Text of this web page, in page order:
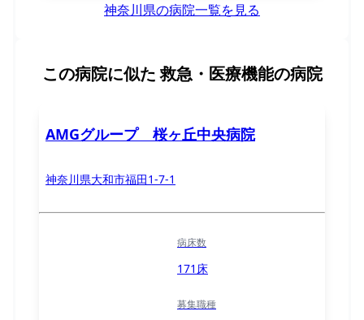
神奈川県の病院一覧を見る
この病院に似た 救急・医療機能の病院
AMGグループ 桜ヶ丘中央病院
神奈川県大和市福田1-7-1
病床数
171床
募集職種